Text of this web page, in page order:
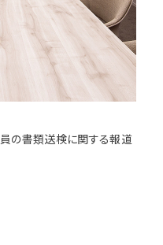
の書類送検に関する報道